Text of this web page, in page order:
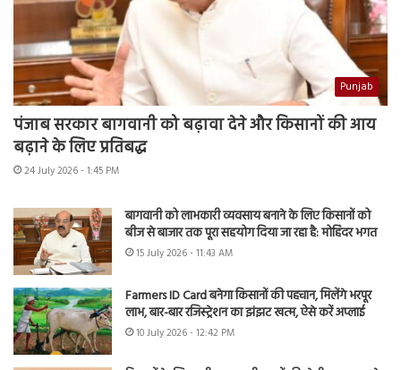
Punjab
पंजाब सरकार बागवानी को बढ़ावा देने और किसानों की आय
बढ़ाने के लिए प्रतिबद्ध
24 July 2026 - 1:45 PM
बागवानी को लाभकारी व्यवसाय बनाने के लिए किसानों को
बीज से बाजार तक पूरा सहयोग दिया जा रहा है: मोहिंदर भगत
15 July 2026 - 11:43 AM
Farmers ID Card बनेगा किसानों की पहचान, मिलेंगे भरपूर
लाभ, बार-बार रजिस्ट्रेशन का झंझट खत्म, ऐसे करें अप्लाई
10 July 2026 - 12:42 PM